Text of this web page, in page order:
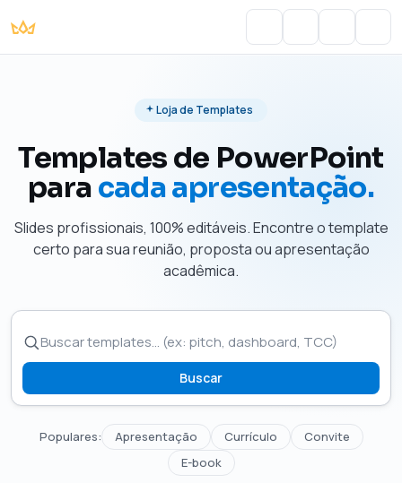
Loja de Templates
Templates de PowerPoint
para cada apresentação.
Slides profissionais, 100% editáveis. Encontre o template
certo para sua reunião, proposta ou apresentação
acadêmica.
Buscar
Populares: Apresentação Currículo
Convite
E-book